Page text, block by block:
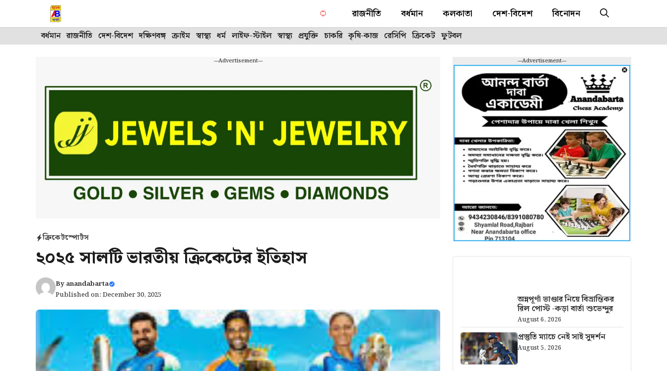
রাজনীতি বর্ধমান কলকাতা দেশ-বিদেশ বিনোদন
বর্ধমান রাজনীতি দেশ-বিদেশ দক্ষিণবঙ্গ ক্রাইম স্বাস্থ্য ধর্ম লাইফ-স্টাইল স্বাস্থ্য প্রযুক্তি চাকরি কৃষি-কাজ রেসিপি ক্রিকেট ফুটবল
---Advertisement---
ক্রিকেটস্পোর্টস
২০২৫ সালটি ভারতীয় ক্রিকেটের ইতিহাস
Byanandabarta
Published on: December 30, 2025
---Advertisement---
অন্নপূর্ণা ভাণ্ডার নিয়ে বিভ্রান্তিকর
রিল পোস্ট -কড়া বার্তা শুভেন্দুর
August 6, 2026
প্রস্তুতি ম্যাচে নেই সাই সুদর্শন
August 5, 2026